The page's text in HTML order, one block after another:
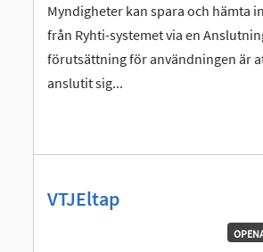
Myndigheter kan spara och hämta
från Ryhti-systemet via en
förutsättning för användningen är
anslutit sig...
VTJEltap